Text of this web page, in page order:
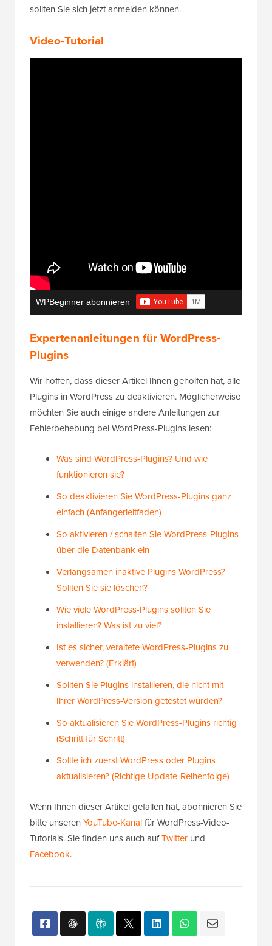
sollten Sie sich jetzt anmelden können.
Video-Tutorial
WPBeginner abonnieren
Expertenanleitungen für WordPress-
Plugins
Wir hoffen, dass dieser Artikel Ihnen geholfen hat, alle
Plugins in WordPress zu deaktivieren. Möglicherweise
möchten Sie auch einige andere Anleitungen zur
Fehlerbehebung bei WordPress-Plugins lesen:
Was sind WordPress-Plugins? Und wie
funktionieren sie?
So deaktivieren Sie WordPress-Plugins ganz
einfach (Anfängerleitfaden)
So aktivieren / schalten Sie WordPress-Plugins
über die Datenbank ein
Verlangsamen inaktive Plugins WordPress?
Sollten Sie sie löschen?
Wie viele WordPress-Plugins sollten Sie
installieren? Was ist zu viel?
Ist es sicher, veraltete WordPress-Plugins zu
verwenden? (Erklärt)
Sollten Sie Plugins installieren, die nicht mit
Ihrer WordPress-Version getestet wurden?
So aktualisieren Sie WordPress-Plugins richtig
(Schritt für Schritt)
Sollte ich zuerst WordPress oder Plugins
aktualisieren? (Richtige Update-Reihenfolge)
Wenn Ihnen dieser Artikel gefallen hat, abonnieren Sie
bitte unseren YouTube-Kanalfür WordPress-Video-
Tutorials. Sie finden uns auch aufTwitter und
Facebook.